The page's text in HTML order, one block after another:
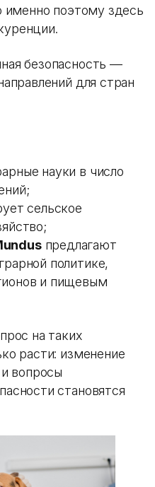
именно поэтому здесь
безопасность —
для стран
науки в число
сельское
предлагают
политике,
и пищевым
на таких
расти: изменение
вопросы
становятся